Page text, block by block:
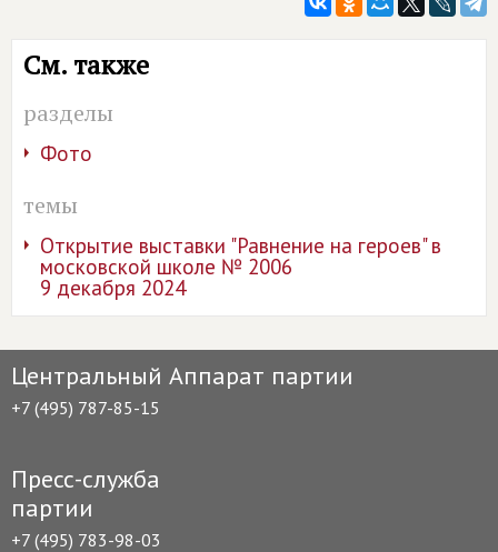
См. также
разделы
Фото
темы
Открытие выставки "Равнение на героев" в
московской школе № 2006
9 декабря 2024
Центральный Аппарат партии
+7 (495) 787-85-15
Пресс-служба
партии
+7 (495) 783-98-03